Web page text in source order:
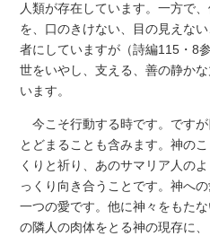
人類が存在しています。一方で
を、口のきけない、目の見えな
者にしていますが（詩編115・8
世をいやし、支える、善の静か
います。
今こそ行動する時です。です
とどまることも含みます。神の
くりと祈り、あのサマリア人の
っくり向き合うことです。神へ
一つの愛です。他に神々をもた
の隣人の肉体をとる神の現存に